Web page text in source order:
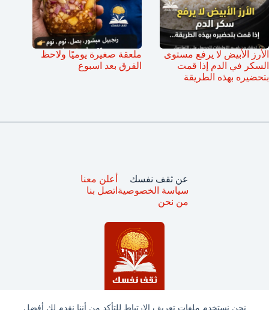
نحن نستخدم ملفات تعريف الارتباط للتأكد من أننا نقدم لك أفضل
الأرز الأبيض لا يرفع مستوى
السكر في الدم إذا قمت
بتحضيره بهذه الطريقة
ملعقة صغيرة يوميًا ولاحظ
الفرق بعد اسبوع
عن ثقف نفسك
سياسة الخصوصية
من نحن
أعلن معنا
اتصل بنا